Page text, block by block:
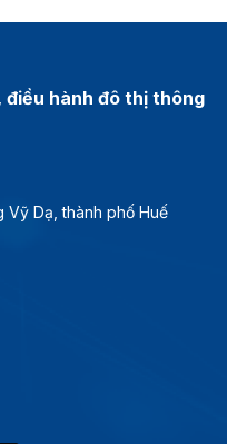
điều hành đô thị thông
Vỹ Dạ, thành phố Huế